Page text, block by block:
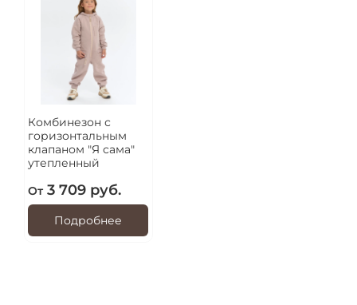
Комбинезон с
горизонтальным
клапаном "Я сама"
утепленный
От 3 709 руб.
Подробнее